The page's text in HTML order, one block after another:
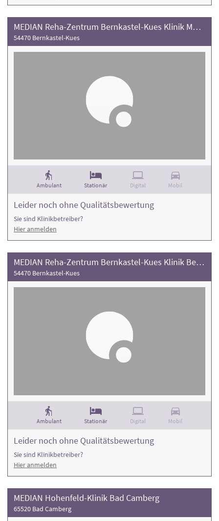
MEDIAN Reha-Zentrum Bernkastel-Kues Klinik Moselschleife
54470 Bernkastel-Kues
Ambulant Stationär Digital Mobil
Leider noch ohne Qualitätsbewertung
Sie sind Klinikbetreiber?
Hier anmelden
MEDIAN Reha-Zentrum Bernkastel-Kues Klinik Bernkastel
54470 Bernkastel-Kues
Ambulant Stationär Digital Mobil
Leider noch ohne Qualitätsbewertung
Sie sind Klinikbetreiber?
Hier anmelden
MEDIAN Hohenfeld-Klinik Bad Camberg
65520 Bad Camberg